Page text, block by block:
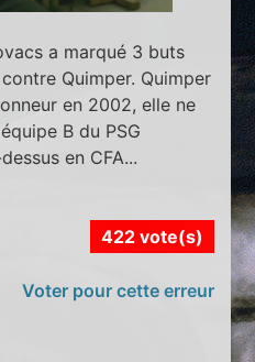
a marqué 3 buts
Quimper. Quimper
en 2002, elle ne
B du PSG
en CFA...
422 vote(s)
Voter pour cette erreur